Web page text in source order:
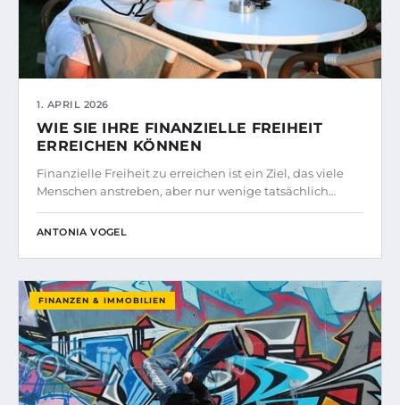
1. APRIL 2026
WIE SIE IHRE FINANZIELLE FREIHEIT
ERREICHEN KÖNNEN
Finanzielle Freiheit zu erreichen ist ein Ziel, das viele
Menschen anstreben, aber nur wenige tatsächlich…
ANTONIA VOGEL
FINANZEN & IMMOBILIEN